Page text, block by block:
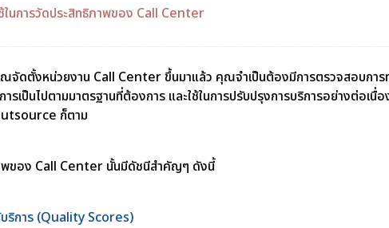
นการวัดประสิทธิภาพของ Call Center
จัดตั้งหน่วยงาน Call Center ขึ้นมาแล้ว คุณจำเป็นต้องมีการตรวจสอบการ
การเป็นไปตามมาตรฐานที่ต้องการ และใช้ในการปรับปรุงการบริการอย่างต่อ
ก็ตาม
พของ Call Center นั้นมีดัชนีสำคัญๆ ดังนี้
ริการ (Quality Scores)